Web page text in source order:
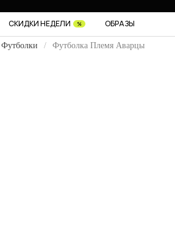
%
СКИДКИ НЕДЕЛИ ОБРАЗЫ
Футболки / Футболка Племя Аварцы